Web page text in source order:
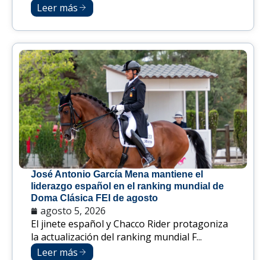
Leer más
José Antonio García Mena mantiene el
liderazgo español en el ranking mundial de
Doma Clásica FEI de agosto
agosto 5, 2026
El jinete español y Chacco Rider protagoniza
la actualización del ranking mundial F...
Leer más